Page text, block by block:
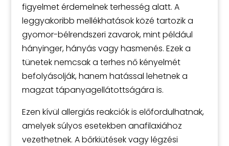
figyelmet érdemelnek terhesség alatt. A
leggyakoribb mellékhatások közé tartozik a
gyomor-bélrendszeri zavarok, mint például
hányinger, hányás vagy hasmenés. Ezek a
tünetek nemcsak a terhes nő kényelmét
befolyásolják, hanem hatással lehetnek a
magzat tápanyagellátottságára is.
Ezen kívül allergiás reakciók is előfordulhatnak,
amelyek súlyos esetekben anafilaxiához
vezethetnek. A bőrkiütések vagy légzési